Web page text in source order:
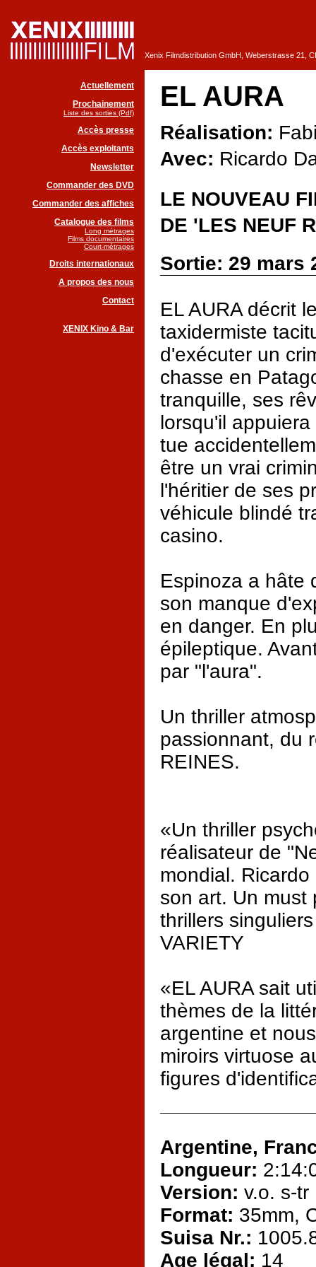
Xenix Filmdistribution GmbH, Weberstrasse 21,
Actuellement
Prochainement
Liste des sorties (Pdf)
Accès presse
Accès exploitants
Newsletter
Commander des DVD
Commander des affiches
Catalogue des films
Long métrages
Films documentaires
Court-métrages
Droits internationaux
A propos des nous
Contact
XENIX Kino & Bar
EL AURA
Réalisation:
Avec: Ricardo
LE NOUVEAU
DE 'LES NEUF
Sortie: 29 mars
EL AURA décrit
taxidermiste
d'exécuter un
chasse en
tranquille, ses
lorsqu'il
tue
être un vrai
l'héritier de ses
véhicule blindé
casino.
Espinoza a hâte
son manque
en danger. En
épileptique.
par "l'aura".
Un thriller
passionnant, du
REINES.
«Un thriller
réalisateur de
mondial.
son art. Un must
thrillers
VARIETY
«EL AURA sait
thèmes de la
argentine et
miroirs virtuose
figures
Argentine,
Longueur:
Version: v.o. s-tr
Format: 35mm,
Suisa Nr.:
Age légal: 14